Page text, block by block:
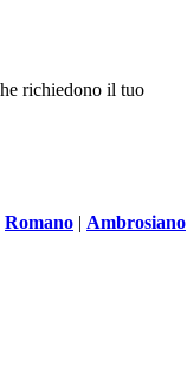
richiedono il tuo
Romano | Ambrosiano